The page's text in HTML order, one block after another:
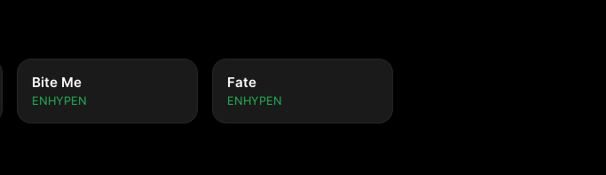
Bite Me
ENHYPEN
Fate
ENHYPEN